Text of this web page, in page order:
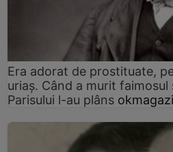
Era adorat de prostituate,
uriaș. Când a murit
Parisului l-au plâns